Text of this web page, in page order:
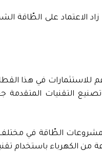
الاعتماد على الطّاقة
في هذا
التقنيات المتقدمة
الطّاقة في